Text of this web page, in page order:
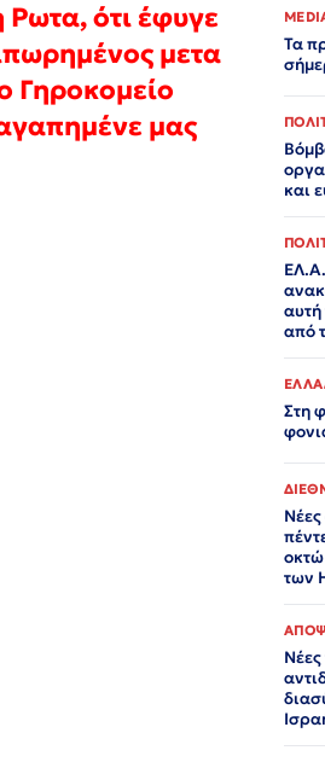
ότι έφυγε
μετα
Γηροκομείο
μας
Τα
και
αυτή
από
Στη
των
Νέες